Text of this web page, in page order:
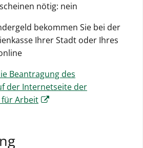
nötig: nein
bekommen Sie bei der
Ihrer Stadt oder Ihres
Beantragung des
der Internetseite der
Arbeit